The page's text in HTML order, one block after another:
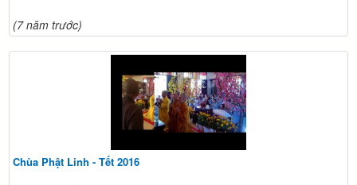
(7 năm trước)
Chùa Phật Linh - Tết 2016